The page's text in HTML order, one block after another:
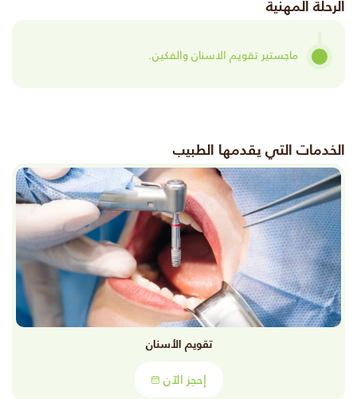
الرحلة المهنية
ماجستير تقويم الاسنان والفكين.
الخدمات التي يقدمها الطبيب
تقويم الأسنان
إحجز الآن